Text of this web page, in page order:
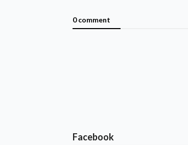
0 comment
Facebook